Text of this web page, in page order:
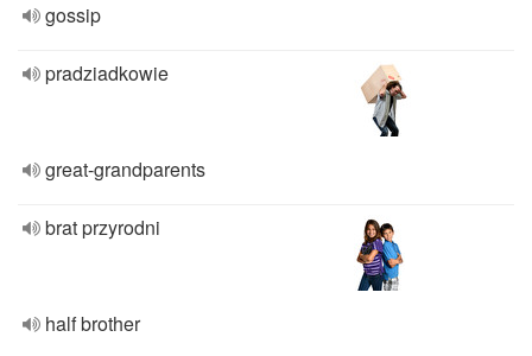
gossip
pradziadkowie
great-grandparents
brat przyrodni
half brother